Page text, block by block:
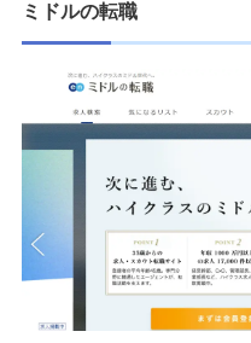
ミドルの転職